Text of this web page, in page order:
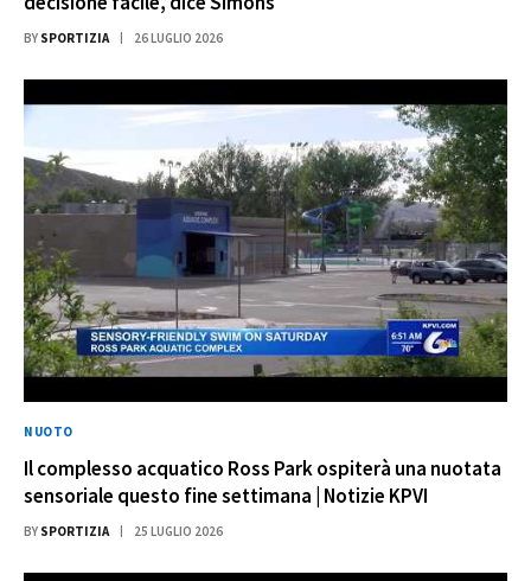
BY SPORTIZIA 26 LUGLIO 2026
NUOTO
Il complesso acquatico Ross Park ospiterà una nuotata
sensoriale questo fine settimana | Notizie KPVI
BY SPORTIZIA 25 LUGLIO 2026